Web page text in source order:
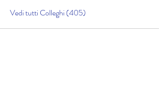
Vedi tutti Colleghi (405)